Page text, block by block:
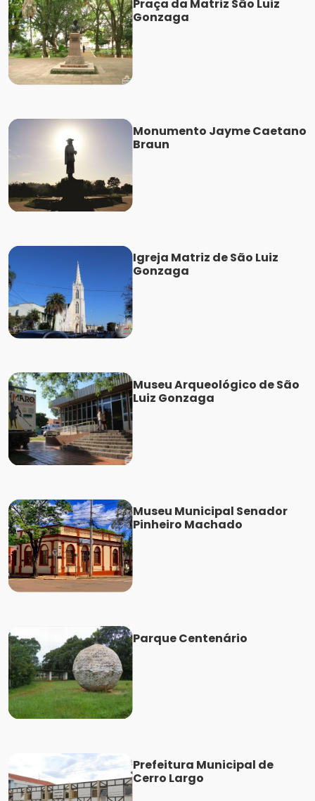
Praça da Matriz São Luiz
Gonzaga
Monumento Jayme Caetano
Braun
Igreja Matriz de São Luiz
Gonzaga
Museu Arqueológico de São
Luiz Gonzaga
Museu Municipal Senador
Pinheiro Machado
Parque Centenário
Prefeitura Municipal de
Cerro Largo